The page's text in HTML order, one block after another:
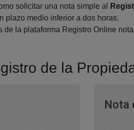
solicitar una nota simple al
plazo medio inferior a dos horas.
de la plataforma Registro Online
de la
Nota